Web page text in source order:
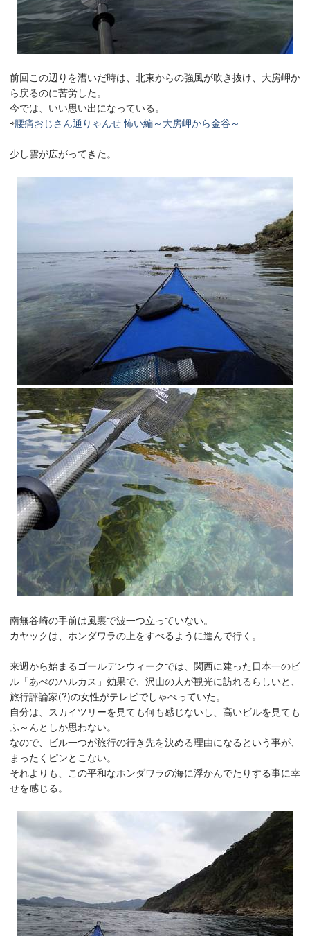
前回この辺りを漕いだ時は、北東からの強風が吹き抜け、大房岬か
ら戻るのに苦労した。
今では、いい思い出になっている。
⇨腰痛おじさん通りゃんせ 怖い編～大房岬から金谷～
少し雲が広がってきた。
南無谷崎の手前は風裏で波一つ立っていない。
カヤックは、ホンダワラの上をすべるように進んで行く。
来週から始まるゴールデンウィークでは、関西に建った日本一のビ
ル「あべのハルカス」効果で、沢山の人が観光に訪れるらしいと、
旅行評論家(?)の女性がテレビでしゃべっていた。
自分は、スカイツリーを見ても何も感じないし、高いビルを見ても
ふ～んとしか思わない。
なので、ビル一つが旅行の行き先を決める理由になるという事が、
まったくピンとこない。
それよりも、この平和なホンダワラの海に浮かんでたりする事に幸
せを感じる。